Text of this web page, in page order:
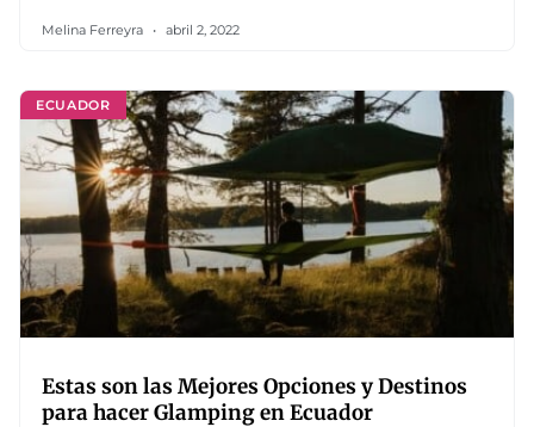
Melina Ferreyra abril 2, 2022
ECUADOR
Estas son las Mejores Opciones y Destinos
para hacer Glamping en Ecuador